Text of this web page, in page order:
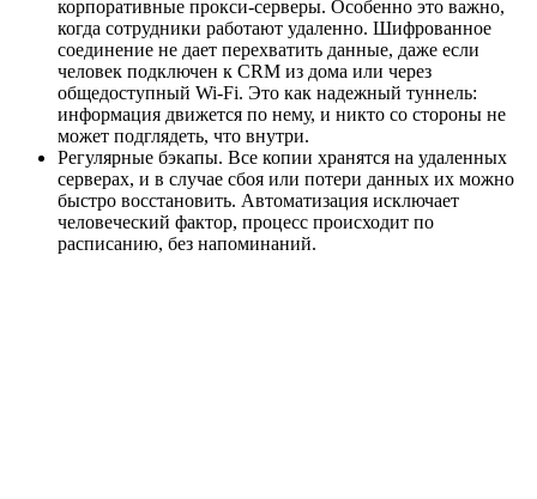
корпоративные прокси-серверы. Особенно это важно,
когда сотрудники работают удаленно. Шифрованное
соединение не дает перехватить данные, даже если
человек подключен к CRM из дома или через
общедоступный Wi-Fi. Это как надежный туннель:
информация движется по нему, и никто со стороны не
может подглядеть, что внутри.
Регулярные бэкапы. Все копии хранятся на удаленных
серверах, и в случае сбоя или потери данных их можно
быстро восстановить. Автоматизация исключает
человеческий фактор, процесс происходит по
расписанию, без напоминаний.